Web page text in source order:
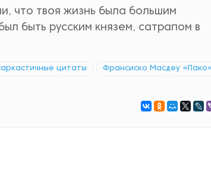
что твоя жизнь была большим
быть русским князем, сатрапом в
цитаты Франсиско Масдеу